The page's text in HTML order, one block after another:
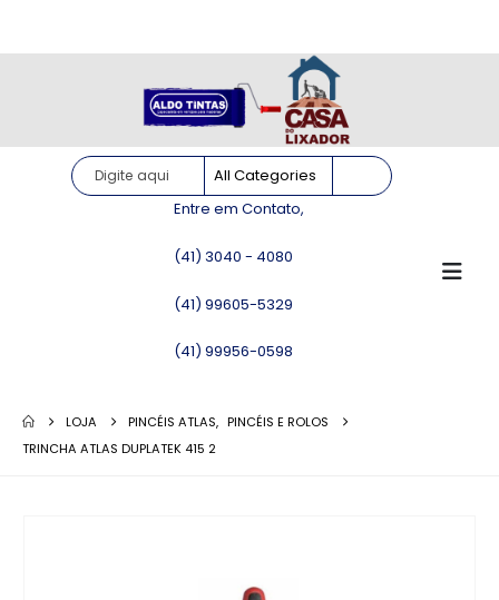
Entre em Contato,
(41) 3040 - 4080
(41) 99605-5329
(41) 99956-0598
LOJA PINCÉIS ATLAS, PINCÉIS E ROLOS
TRINCHA ATLAS DUPLATEK 415 2